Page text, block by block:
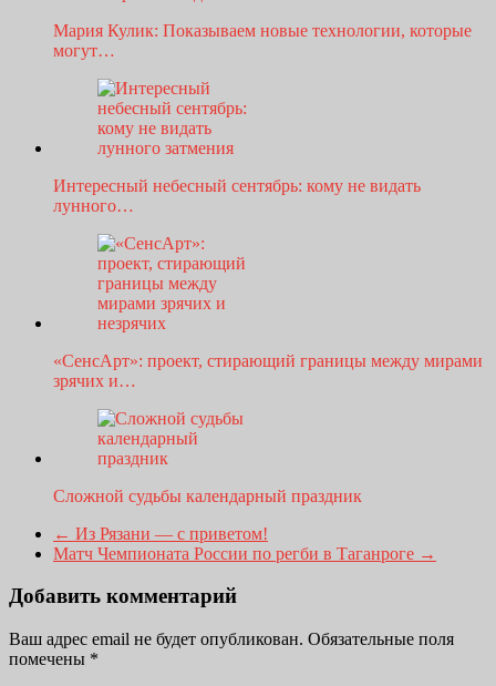
Мария Кулик: Показываем новые технологии, которые
могут…
Интересный небесный сентябрь: кому не видать
лунного…
«СенсАрт»: проект, стирающий границы между мирами
зрячих и…
Сложной судьбы календарный праздник
← Из Рязани — с приветом!
Матч Чемпионата России по регби в Таганроге →
Добавить комментарий
Ваш адрес email не будет опубликован. Обязательные поля
помечены *